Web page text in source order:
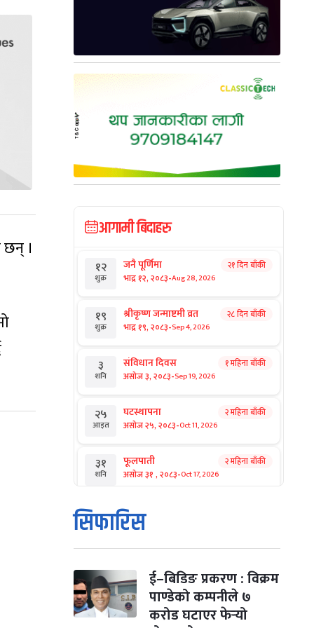
छन् ।
आगामी बिदाहरु
१२
शुक्र
जनै पूर्णिमा
भाद्र १२, २०८३-Aug 28, 2026
२१ दिन बाँकी
१९
शुक्र
श्रीकृष्ण जन्माष्टमी व्रत
भाद्र १९, २०८३-Sep 4, 2026
२८ दिन बाँकी
३
शनि
संविधान दिवस
असोज ३, २०८३-Sep 19, 2026
१ महिना बाँकी
२५
आइत
घटस्थापना
असोज २५, २०८३-Oct 11, 2026
२ महिना बाँकी
३१
शनि
फूलपाती
असोज ३१ , २०८३-Oct 17, 2026
२ महिना बाँकी
१
आइत
कार्तिक सङ्क्रान्ति
कार्तिक १, २०८३
मंगल कार्तिक ३, २०८३-Oct 20, 2026
४ विजयादशमी
कार्तिक ४, २०८३- Oct 21, 2026
२ महिना बाँकी
सिफारिस
ई–बिडिङ प्रकरण : विक्रम
पाण्डेको कम्पनीले ७
करोड घटाएर फेर्‍यो